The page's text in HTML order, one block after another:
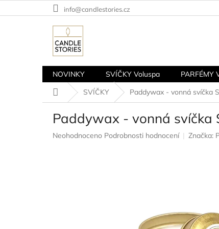
na
info@candlestories.cz
NOVINKY SVÍČKY Voluspa PARFÉMY
Domů
SVÍČKY Paddywax - vonná svíčka
Paddywax - vonná svíčka
Průměrné
Neohodnoceno Podrobnosti hodnocení Značka: